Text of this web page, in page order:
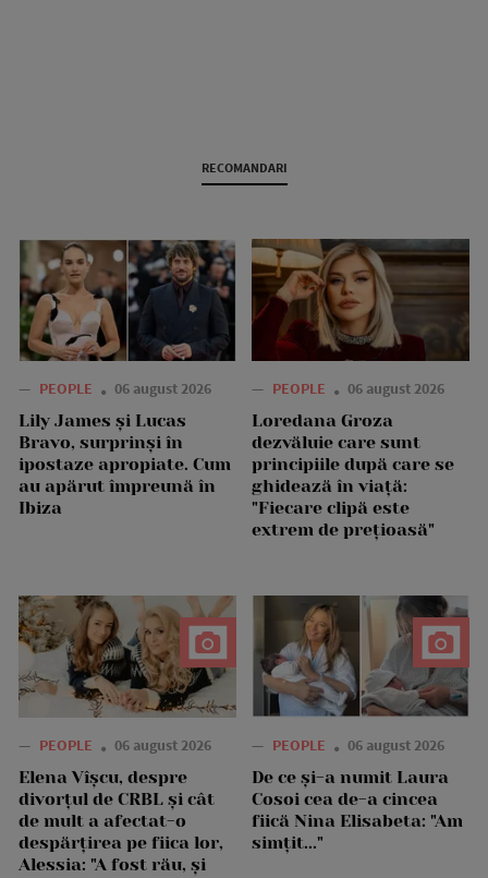
RECOMANDARI
— PEOPLE 06 august 2026
Lily James și Lucas
Bravo, surprinși în
ipostaze apropiate. Cum
au apărut împreună în
Ibiza
— PEOPLE 06 august 2026
Loredana Groza
dezvăluie care sunt
principiile după care se
ghidează în viață:
"Fiecare clipă este
extrem de prețioasă"
— PEOPLE 06 august 2026
Elena Vîșcu, despre
divorțul de CRBL și cât
de mult a afectat-o
despărțirea pe fiica lor,
Alessia: "A fost rău, și
— PEOPLE 06 august 2026
De ce și-a numit Laura
Cosoi cea de-a cincea
fiică Nina Elisabeta: "Am
simțit..."